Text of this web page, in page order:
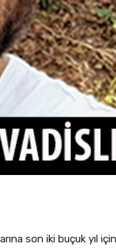
son iki buçuk yıl